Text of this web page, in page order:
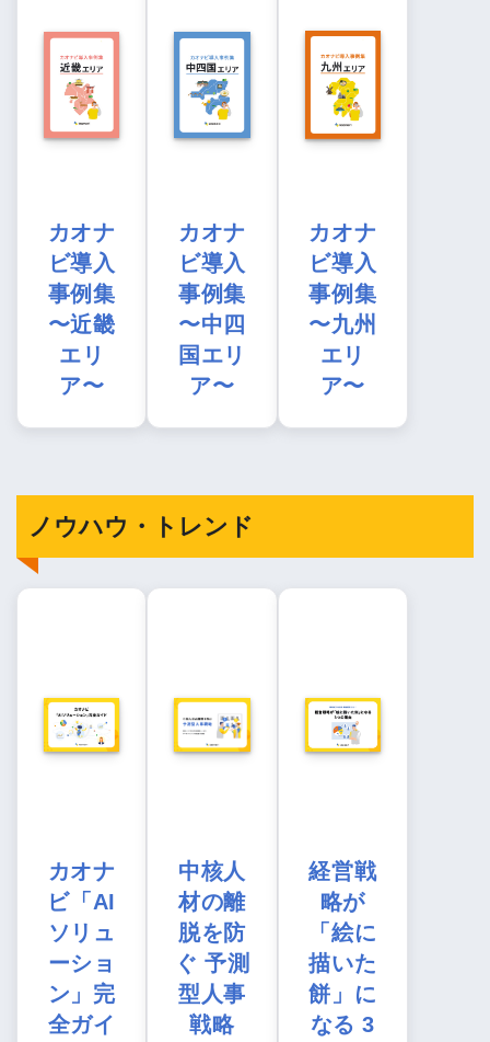
カオナ
ビ導入
事例集
〜近畿
エリ
ア〜
カオナ
ビ導入
事例集
〜中四
国エリ
ア〜
カオナ
ビ導入
事例集
〜九州
エリ
ア〜
ノウハウ・トレンド
カオナ
ビ「AI
ソリュ
ーショ
ン」完
全ガイ
中核人
材の離
脱を防
ぐ 予測
型人事
戦略
経営戦
略が
「絵に
描いた
餅」に
なる 3